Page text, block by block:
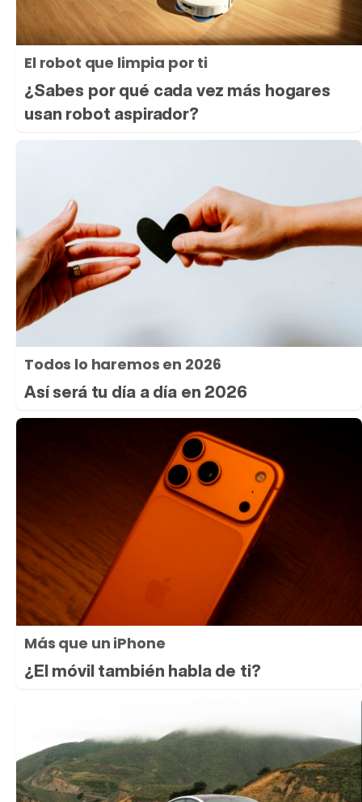
El robot que limpia por ti
¿Sabes por qué cada vez más hogares
usan robot aspirador?
Todos lo haremos en 2026
Así será tu día a día en 2026
Más que un iPhone
¿El móvil también habla de ti?